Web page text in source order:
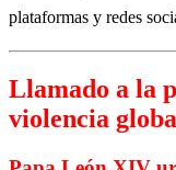
plataformas y redes
Llamado a la
violencia